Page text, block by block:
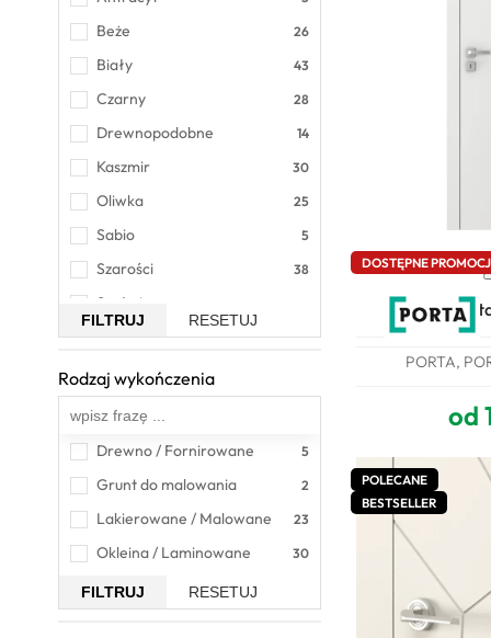
Beże
Biały
Czarny
Drewnopodobne
Kaszmir
Oliwka
Sabio
Szarości
Szałwia
Zielenie
FILTRUJ RESETUJ
Rodzaj wykończenia
Drewno / Fornirowane
Grunt do malowania
Lakierowane / Malowane
Okleina / Laminowane
FILTRUJ RESETUJ
DOSTĘPNE
Drzwi
PORTA,
od
POLECANE
BESTSELLER